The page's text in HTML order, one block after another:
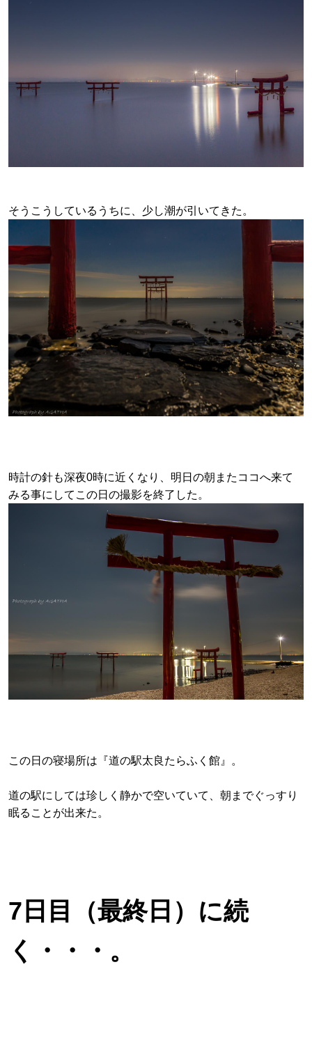
そうこうしているうちに、少し潮が引いてきた。
時計の針も深夜0時に近くなり、明日の朝またココへ来て
みる事にしてこの日の撮影を終了した。
この日の寝場所は『道の駅太良たらふく館』。
道の駅にしては珍しく静かで空いていて、朝までぐっすり
眠ることが出来た。
7日目（最終日）に続
く・・・。